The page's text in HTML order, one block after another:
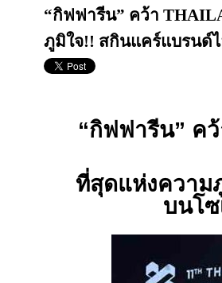
“กิฟฟารีน” คว้า
ภูมิใจ!! สกินแคร์แบรนด์
“กิฟฟารีน” ค
ที่สุดแห่งความ
บนโ